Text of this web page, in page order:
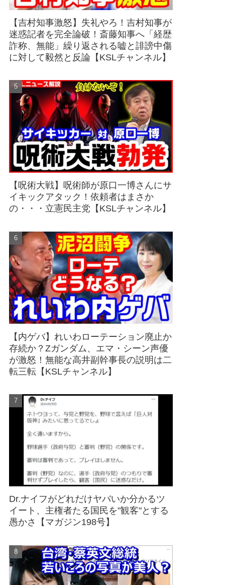
【吉村知事激怒】失礼やろ！吉村知事が
迷惑記者を完全論破！斎藤知事へ「経歴
詐称、無能」繰り返される嘘と誹謗中傷
に対して毅然と反論【KSLチャンネル】
【呪術大戦】呪術師が原口一博さんにサ
イキックアタック！依頼者はまさか
の・・・立憲民主党【KSLチャンネル】
【内ゲバ】れいわローテーション廃止か
存続か？Zガンダム、エマ・シーン声優
が激怒！無能な高井副幹事長の説明は二
転三転【KSLチャンネル】
Dr.ナイフがどれだけヤバいか分かるツ
イート、主権者たる国民を"観客"とする
愚かさ【マガジン198号】